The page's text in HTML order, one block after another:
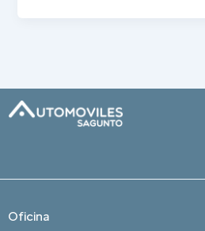
Oficina